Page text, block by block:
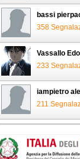
bassi
358
Vassallo
233
iampietro
211